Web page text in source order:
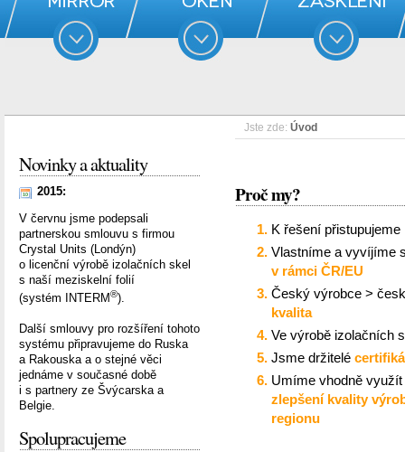
Jste zde: Úvod
Proč my?
K řešení přistupujeme
Vlastníme a vyvíjíme
v rámci ČR/EU
Český výrobce >
kvalita
Ve výrobě izolačních
Jsme držitelé
Umíme vhodně
zlepšení kvality
regionu
Novinky a aktuality
2015:
V červnu jsme podepsali
partnerskou smlouvu s firmou
Crystal Units (Londýn)
o licenční výrobě izolačních skel
s naší meziskelní folií
(systém INTERM®).
Další smlouvy pro rozšíření tohoto
systému připravujeme do Ruska
a Rakouska a o stejné věci
jednáme v současné době
i s partnery ze Švýcarska a
Belgie.
Spolupracujeme